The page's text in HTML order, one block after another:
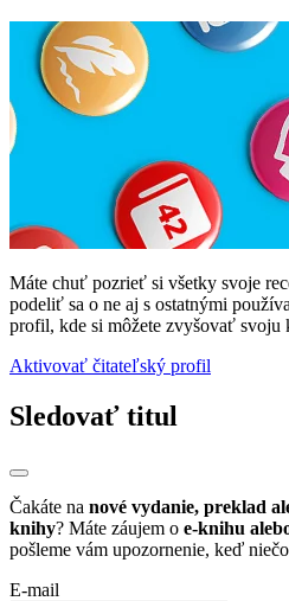
Máte chuť pozrieť si všetky svoje
podeliť sa o ne aj s ostatnými
profil, kde si môžete zvyšovať
Aktivovať čitateľský profil
Sledovať titul
Čakáte na nové vydanie, preklad
knihy? Máte záujem o e-knihu
pošleme vám upozornenie, keď
E-mail